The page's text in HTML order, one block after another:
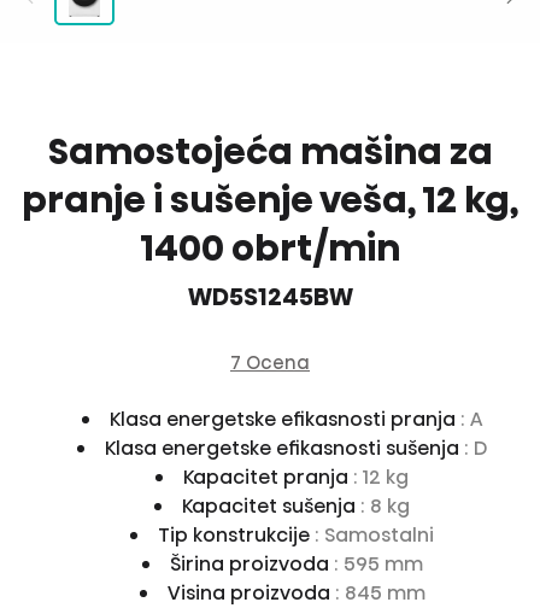
Samostojeća mašina za
pranje i sušenje veša, 12 kg,
1400 obrt/min
WD5S1245BW
7 Ocena
Klasa energetske efikasnosti pranja : A
Klasa energetske efikasnosti sušenja : D
Kapacitet pranja : 12 kg
Kapacitet sušenja : 8 kg
Tip konstrukcije : Samostalni
Širina proizvoda : 595 mm
Visina proizvoda : 845 mm